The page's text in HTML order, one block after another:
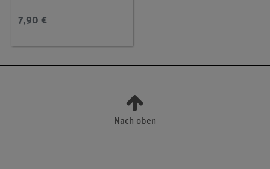
7,90 €
Nach oben